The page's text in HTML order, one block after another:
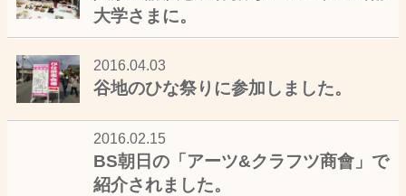
大学さまに。
2016.04.03
谷地のひな祭りに参加しました。
2016.02.15
BS朝日の「アーツ&クラフツ商會」で
紹介されました。